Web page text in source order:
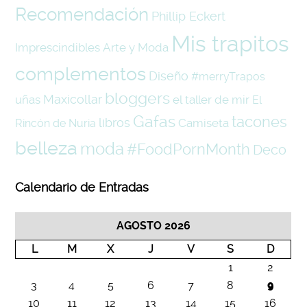
Recomendación Phillip Eckert
Imprescindibles Arte y Moda Mis trapitos
complementos Diseño #merryTrapos
uñas Maxicollar bloggers el taller de mir El
Rincón de Nuria libros Gafas Camiseta tacones
belleza moda #FoodPornMonth Deco
Calendario de Entradas
AGOSTO 2026
L
M X J V S
D
1
2
3
4 5 6 7 8
9
10
11 12 13 14 15 16